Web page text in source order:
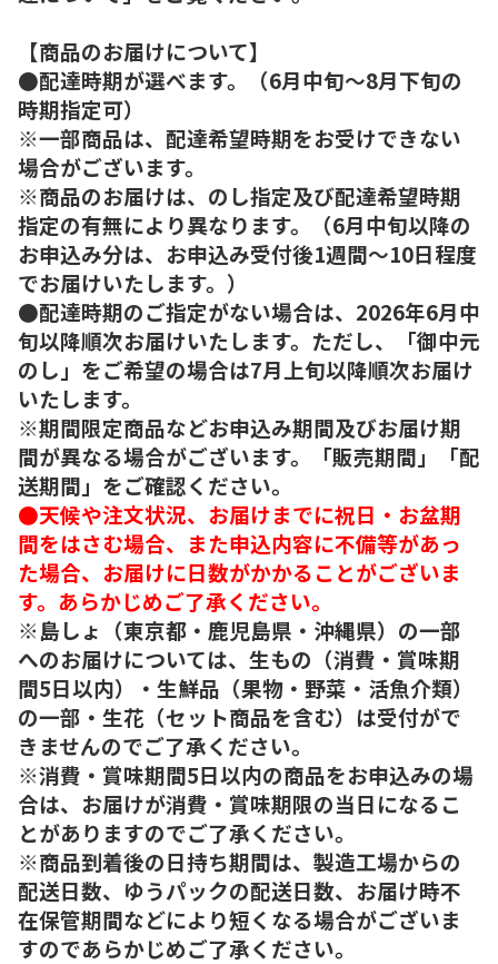
【商品のお届けについて】
●配達時期が選べます。（6月中旬～8月下旬の
時期指定可）
※一部商品は、配達希望時期をお受けできない
場合がございます。
※商品のお届けは、のし指定及び配達希望時期
指定の有無により異なります。（6月中旬以降の
お申込み分は、お申込み受付後1週間～10日程度
でお届けいたします。）
●配達時期のご指定がない場合は、2026年6月中
旬以降順次お届けいたします。ただし、「御中元
のし」をご希望の場合は7月上旬以降順次お届け
いたします。
※期間限定商品などお申込み期間及びお届け期
間が異なる場合がございます。「販売期間」「配
送期間」をご確認ください。
●天候や注文状況、お届けまでに祝日・お盆期
間をはさむ場合、また申込内容に不備等があっ
た場合、お届けに日数がかかることがございま
す。あらかじめご了承ください。
※島しょ（東京都・鹿児島県・沖縄県）の一部
へのお届けについては、生もの（消費・賞味期
間5日以内）・生鮮品（果物・野菜・活魚介類）
の一部・生花（セット商品を含む）は受付がで
きませんのでご了承ください。
※消費・賞味期間5日以内の商品をお申込みの場
合は、お届けが消費・賞味期限の当日になるこ
とがありますのでご了承ください。
※商品到着後の日持ち期間は、製造工場からの
配送日数、ゆうパックの配送日数、お届け時不
在保管期間などにより短くなる場合がございま
すのであらかじめご了承ください。